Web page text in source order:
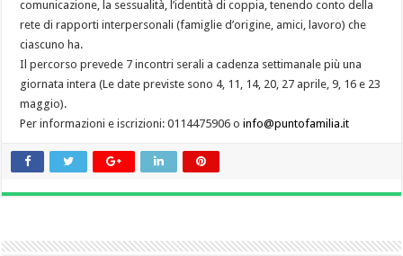
comunicazione, la sessualità, l’identità di coppia, tenendo conto della
rete di rapporti interpersonali (famiglie d’origine, amici, lavoro) che
ciascuno ha.
Il percorso prevede 7 incontri serali a cadenza settimanale più una
giornata intera (Le date previste sono 4, 11, 14, 20, 27 aprile, 9, 16 e 23
maggio).
Per informazioni e iscrizioni: 0114475906 oinfo@puntofamilia.it